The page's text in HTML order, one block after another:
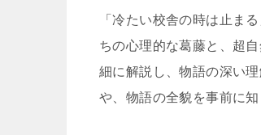
「冷たい校舎の時は止ま
ちの心理的な葛藤と、超
細に解説し、物語の深い
や、物語の全貌を事前に